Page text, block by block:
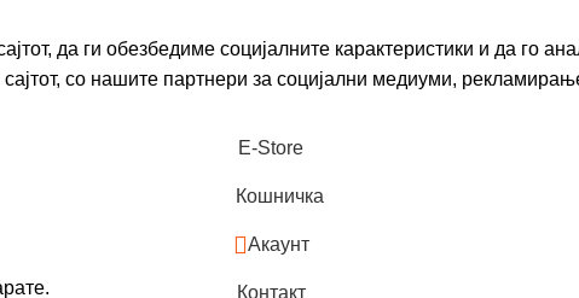
да ги обезбедиме социјалните карактеристики и да го
со нашите партнери за социјални медиуми,
Е-Store
Кошничка
Акаунт
Контакт